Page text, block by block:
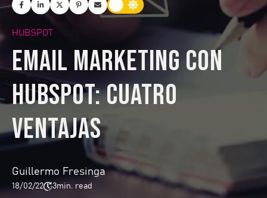
HUBSPOT
Email marketing con
HubSpot: cuatro
ventajas
Guillermo Fresinga
18/02/22 3min. read